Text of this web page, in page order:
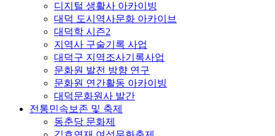
디지털 생활사 아카이빙
대덕 도시역사문화 아카이브
대덕학 시즌2
지역사 구술기록 사업
대덕구 지역조사기록사업
문화원 발전 방향 연구
문화원 연간활동 아카이빙
대덕문화원사 발간
전통민속보존 및 축제
동춘당 문화제